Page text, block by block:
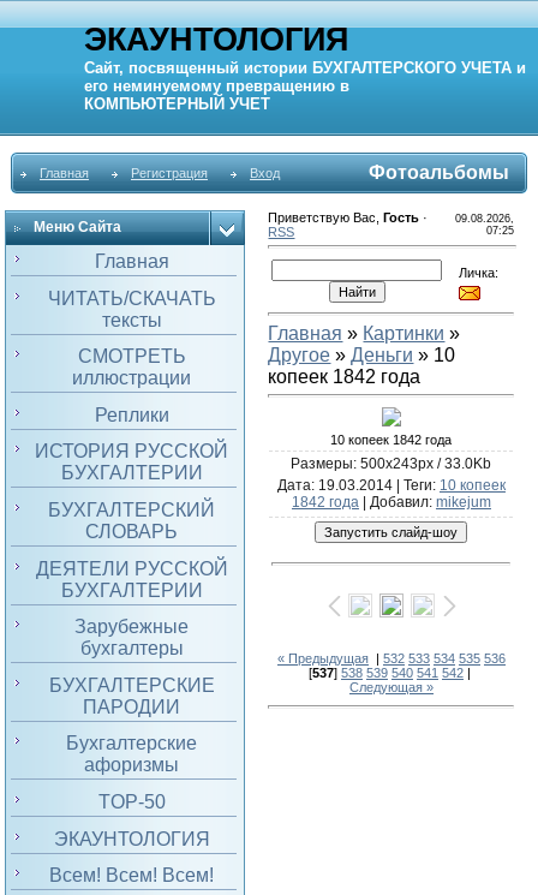
ЭКАУНТОЛОГИЯ
Сайт, посвященный истории БУХГАЛТЕРСКОГО УЧЕТА и
его неминуемому превращению в
КОМПЬЮТЕРНЫЙ УЧЕТ
Главная Регистрация Вход Фотоальбомы
Меню Сайта
Главная
ЧИТАТЬ/СКАЧАТЬ
тексты
СМОТРЕТЬ
иллюстрации
Реплики
ИСТОРИЯ РУССКОЙ
БУХГАЛТЕРИИ
БУХГАЛТЕРСКИЙ
СЛОВАРЬ
ДЕЯТЕЛИ РУССКОЙ
БУХГАЛТЕРИИ
Зарубежные
бухгалтеры
БУХГАЛТЕРСКИЕ
ПАРОДИИ
Бухгалтерские
афоризмы
TOP-50
ЭКАУНТОЛОГИЯ
Всем! Всем! Всем!
Приветствую Вас ,Гость ·
RSS
09.08.2026,
07:25
Личка:
Главная » Картинки »
Другое »Деньги » 10
копеек 1842 года
10 копеек 1842 года
Размеры: 500x243px / 33.0Kb
Дата: 19.03.2014 | Теги: 10 копеек
1842 года| Добавил: mikejum
« Предыдущая| 532 533 534 535 536
[537] 538 539 540 541 542|
Следующая »